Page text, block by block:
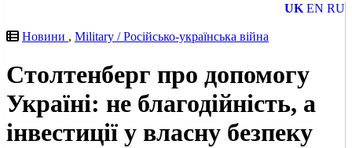
UK EN RU
Новини , Military / Російсько-українська війна
Столтенберг про допомогу
Україні: не благодійність, а
інвестиції у власну безпеку